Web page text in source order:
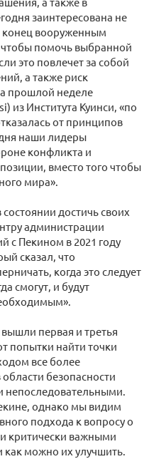
заинтересована не
конец вооруженным
помочь выбранной
это повлечет за собой
а также риск
прошлой неделе
из Института Куинси, «по
от принципов
наши лидеры
конфликта и
вместо того чтобы
мира».
достичь своих
администрации
с Пекином в 2021 году
сказал, что
когда это следует
смогут, и будут
первая и третья
попытки найти точки
все более
безопасности
непоследовательными.
однако мы видим
подхода к вопросу о
критически важными
можно их улучшить.